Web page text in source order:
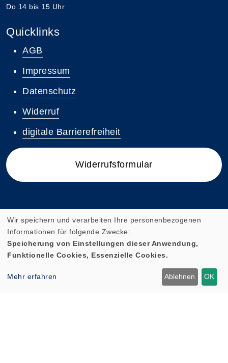
Do 14 bis 15 Uhr
Quicklinks
AGB
Impressum
Datenschutz
Widerruf
digitale Barrierefreiheit
Widerrufsformular
Wir speichern und verarbeiten Ihre personenbezogenen
Informationen für folgende Zwecke:
Speicherung von Einstellungen dieser Anwendung,
Funktionelle Cookies, Essenzielle Cookies.
Mehr erfahren Ablehnen OK